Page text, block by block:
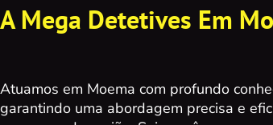
A Mega Detetives Em
Atuamos em Moema com profundo
garantindo uma abordagem precisa e